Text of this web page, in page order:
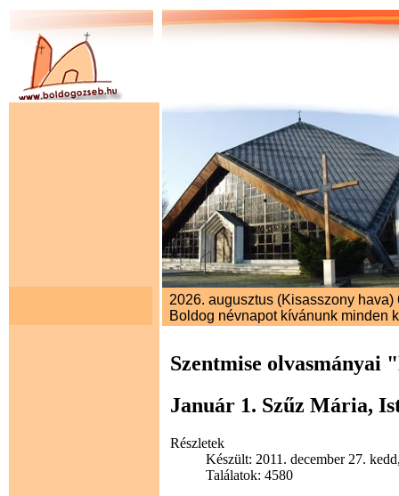
2026. augusztus (Kisasszony hava)
Boldog névnapot kívánunk minden
Szentmise olvasmányai
Január 1. Szűz Mária,
Részletek
Készült: 2011. december 27.
Találatok: 4580